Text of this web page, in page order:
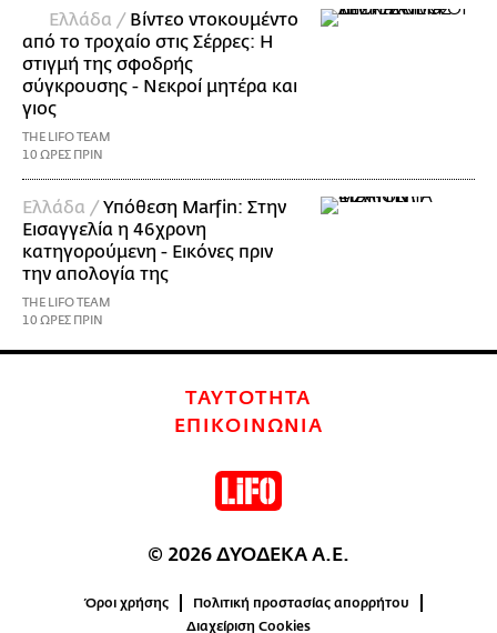
Ελλάδα / Βίντεο ντοκουμέντο
από το τροχαίο στις Σέρρες: Η
στιγμή της σφοδρής
σύγκρουσης - Νεκροί μητέρα και
γιος
THE LIFO TEAM
10 ΩΡΕΣ ΠΡΙΝ
Ελλάδα /Υπόθεση Marfin: Στην
Εισαγγελία η 46χρονη
κατηγορούμενη - Εικόνες πριν
την απολογία της
THE LIFO TEAM
10 ΩΡΕΣ ΠΡΙΝ
ΤΑΥΤΟΤΗΤΑ
ΕΠΙΚΟΙΝΩΝΙΑ
© 2026 ΔΥΟΔΕΚΑ Α.Ε.
Όροι χρήσης
Πολιτική προστασίας απορρήτου
Διαχείριση Cookies